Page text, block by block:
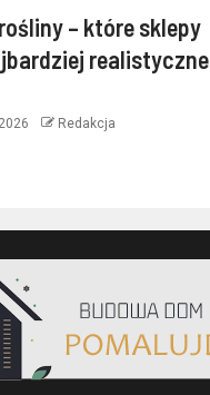
– które sklepy
realistyczne
Redakcja